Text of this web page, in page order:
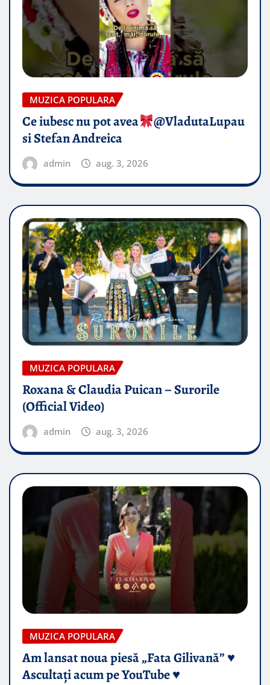
MUZICA POPULARA
Ce iubesc nu pot avea
​@VladutaLupau
si Stefan Andreica
admin aug. 3, 2026
MUZICA POPULARA
Roxana & Claudia Puican – Surorile
(Official Video)
admin aug. 3, 2026
MUZICA POPULARA
Am lansat noua piesă „Fata Gilivană” ♥️
Ascultați acum pe YouTube ♥️